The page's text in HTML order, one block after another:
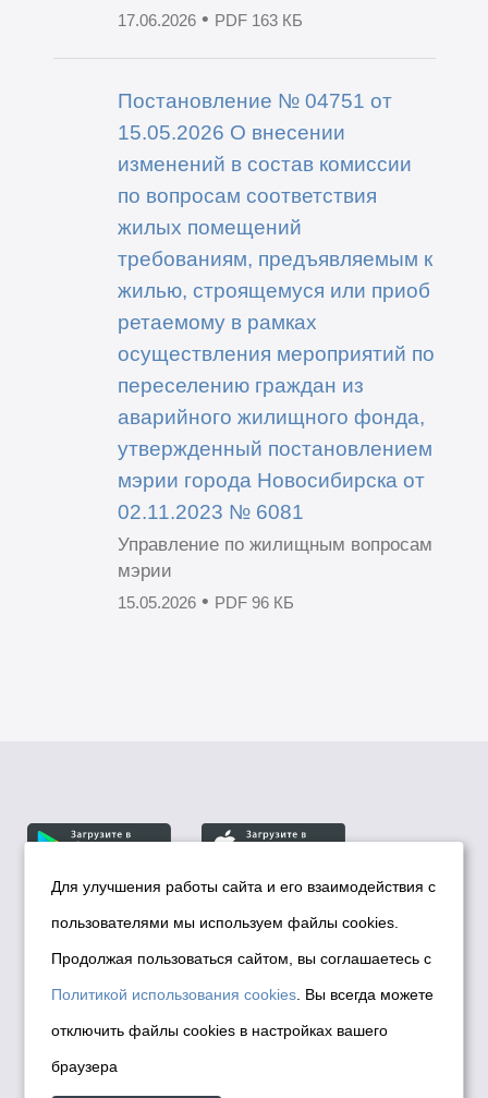
17.06.2026• PDF 163 КБ
Постановление № 04751 от
15.05.2026 О внесении
изменений в состав комиссии
по вопросам соответствия
жилых помещений
требованиям, предъявляемым к
жилью, строящемуся или приоб
ретаемому в рамках
осуществления мероприятий по
переселению граждан из
аварийного жилищного фонда,
утвержденный постановлением
мэрии города Новосибирска от
02.11.2023 № 6081
Управление по жилищным вопросам
мэрии
15.05.2026• PDF 96 КБ
© Департамент информационной политики мэрии
города Новосибирска, 2026
Политика использования Cookies
Политика по обработке персональных
данных в информационных системах
мэрии города Новосибирска
Для улучшения работы сайта и его взаимодействия с
пользователями мы используем файлы cookies.
Продолжая пользоваться сайтом, вы соглашаетесь с
Политикой использования cookies . Вы всегда можете
отключить файлы cookies в настройках вашего
браузера